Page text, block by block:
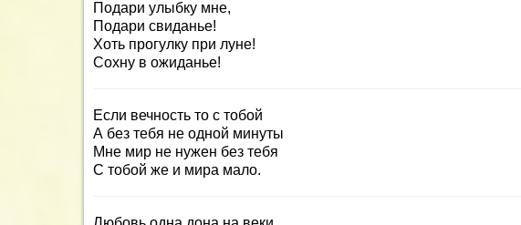
Подари улыбку мне,
Подари свиданье!
Хоть прогулку при луне!
Сохну в ожиданье!
Если вечность то с тобой
А без тебя не одной минуты
Мне мир не нужен без тебя
С тобой же и мира мало.